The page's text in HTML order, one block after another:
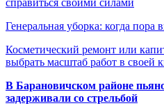
Генеральная уборка: когда пора
Косметический ремонт или
выбрать масштаб работ в своей
В Барановичском районе
задерживали со стрельбой